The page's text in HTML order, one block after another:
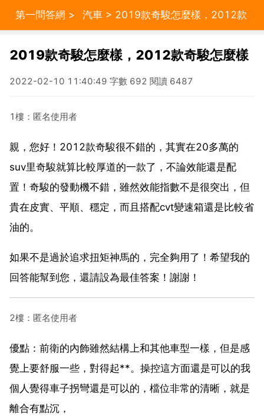
第一問答網 > 汽車 > 2019款奇駿怎麼樣，2012款
2019款奇駿怎麼樣，2012款奇駿怎麼樣
2022-02-10 11:40:49 字數 692 閱讀 6487
1樓：匿名使用者
親，您好！2012款奇駿很不錯的，其實在20多萬的
suv里奇駿就算比較厚道的一款了，不論效能還是配
置！奇駿的發動機不錯，雖然效能指數不是很突出，但
貴在皮實、平順、穩定，而且搭配cvt變速箱還是比較省
油的。
如果不是過於追求扭矩神馬的，完全夠用了！希望我的
回答能幫到您，還請設為最佳答案！謝謝！
2樓：匿名使用者
優點：前衛的內飾雖然結構上和其他車型一樣，但是感
覺上要舒服一些，對得起**。操控這方面還是可以的我
個人覺得車子拐彎還是可以的，檔位非常的清晰，就是
離合有點沉，